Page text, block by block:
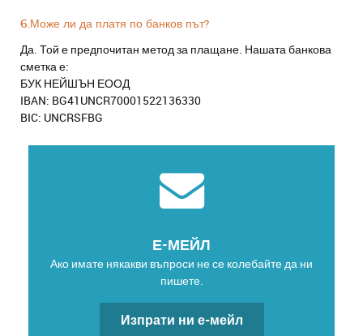
6.Може ли да платя по банков път?
Да. Той е предпочитан метод за плащане. Нашата банкова
сметка е:
БУК НЕЙШЪН ЕООД
IBAN: BG41UNCR70001522136330
BIC: UNCRSFBG
Е-МЕЙЛ
Ако имате някакви въпроси не се колебайте да ни
пишете.
Изпрати ни е-мейл